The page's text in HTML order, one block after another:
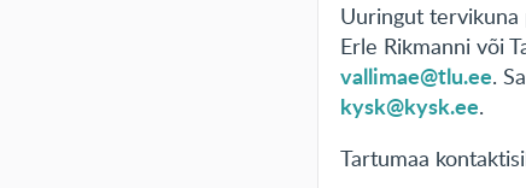
Uuringut tervikuna
Erle Rikmanni või
vallimae@tlu.ee.
kysk@kysk.ee.
Tartumaa